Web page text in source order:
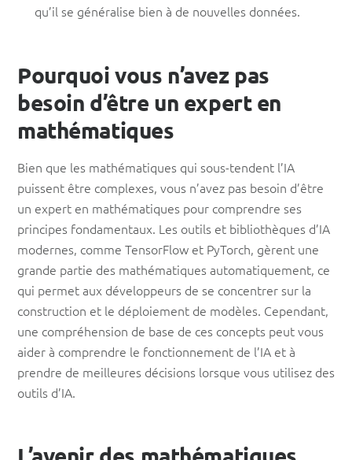
qu’il se généralise bien à de nouvelles données.
Pourquoi vous n’avez pas
besoin d’être un expert en
mathématiques
Bien que les mathématiques qui sous-tendent l’IA
puissent être complexes, vous n’avez pas besoin d’être
un expert en mathématiques pour comprendre ses
principes fondamentaux. Les outils et bibliothèques d’IA
modernes, comme TensorFlow et PyTorch, gèrent une
grande partie des mathématiques automatiquement, ce
qui permet aux développeurs de se concentrer sur la
construction et le déploiement de modèles. Cependant,
une compréhension de base de ces concepts peut vous
aider à comprendre le fonctionnement de l’IA et à
prendre de meilleures décisions lorsque vous utilisez des
outils d’IA.